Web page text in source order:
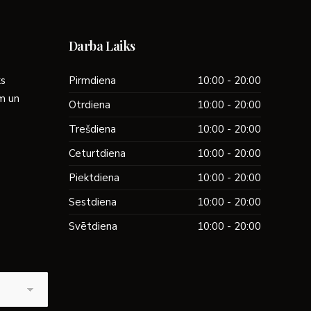
un
Darba Laiks
Pirmdiena
10:00 - 20:00
Otrdiena
10:00 - 20:00
Trešdiena
10:00 - 20:00
Ceturtdiena
10:00 - 20:00
Piektdiena
10:00 - 20:00
Sestdiena
10:00 - 20:00
Svētdiena
10:00 - 20:00